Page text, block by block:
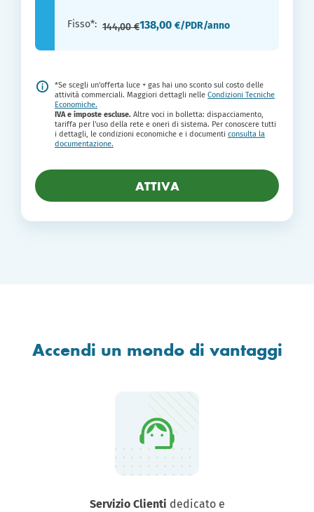
Fisso*: 144,00 €138,00 €/PDR/anno
*Se scegli un'offerta luce + gas hai uno sconto sul costo delle
attività commerciali. Maggiori dettagli nelle Condizioni Tecniche
Economiche.
IVA e imposte escluse. Altre voci in bolletta: dispacciamento,
tariffa per l'uso della rete e oneri di sistema. Per conoscere tutti
i dettagli, le condizioni economiche e i documenti consulta la
documentazione.
ATTIVA
Accendi un mondo di vantaggi
Servizio Clienti dedicato e